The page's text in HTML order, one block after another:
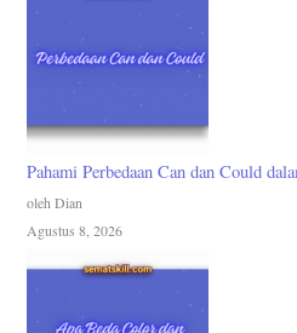
Pahami Perbedaan Can dan Could
oleh Dian
Agustus 8, 2026